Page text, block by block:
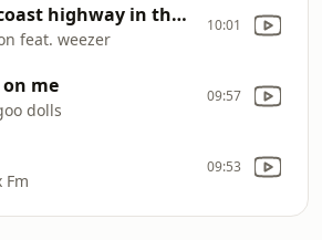
pacific coast highway in the movies (feat. rivers cuomo of weezer)
feat. weezer
10:01
me
dolls
09:57
Fm
09:53